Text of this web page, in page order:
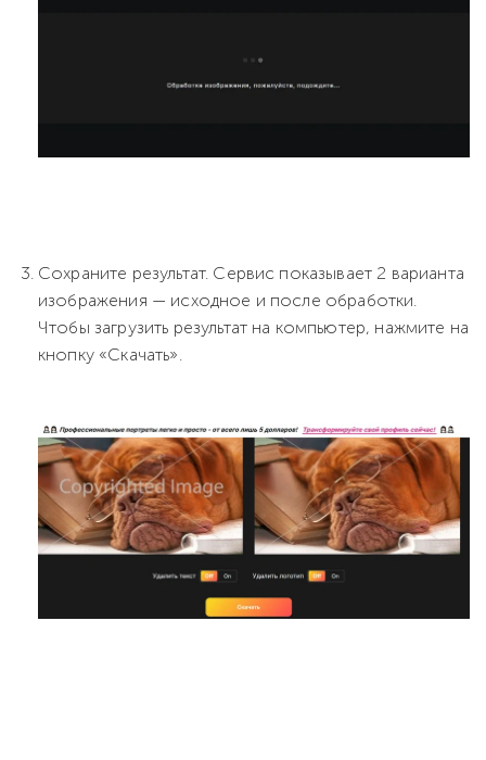
Сохраните результат. Сервис показывает 2 варианта
изображения — исходное и после обработки.
Чтобы загрузить результат на компьютер, нажмите на
кнопку «Скачать».